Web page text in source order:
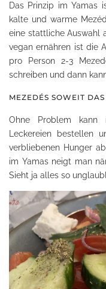
Das Prinzip im Yamas
kalte und warme
eine stattliche Auswahl
vegan ernähren ist die
pro Person 2-3
schreiben und dann
MEZEDÉS SOWEIT
Ohne Problem
Leckereien bestellen
verbliebenen Hunger
im Yamas neigt man
Sieht ja alles so